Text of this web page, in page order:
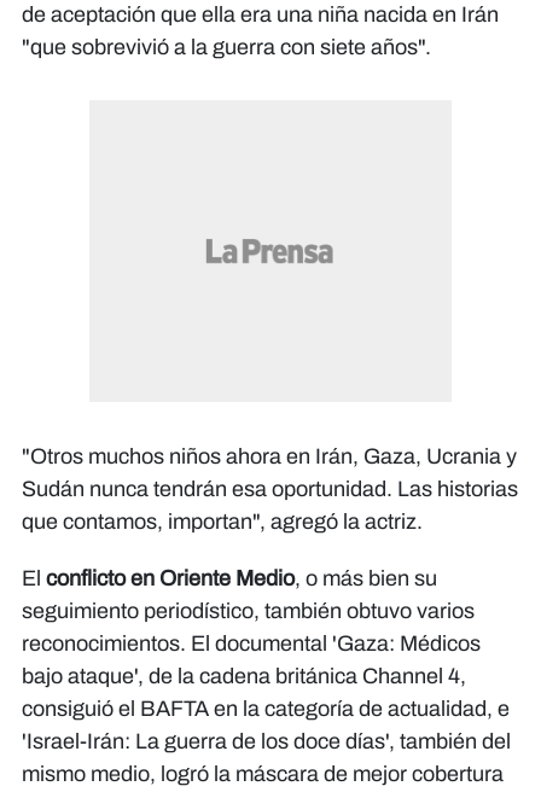
de aceptación que ella era una niña nacida en Irán
"que sobrevivió a la guerra con siete años".
"Otros muchos niños ahora en Irán, Gaza, Ucrania y
Sudán nunca tendrán esa oportunidad. Las historias
que contamos, importan", agregó la actriz.
El conflicto en Oriente Medio, o más bien su
seguimiento periodístico, también obtuvo varios
reconocimientos. El documental 'Gaza: Médicos
bajo ataque', de la cadena británica Channel 4,
consiguió el BAFTA en la categoría de actualidad, e
'Israel-Irán: La guerra de los doce días', también del
mismo medio, logró la máscara de mejor cobertura